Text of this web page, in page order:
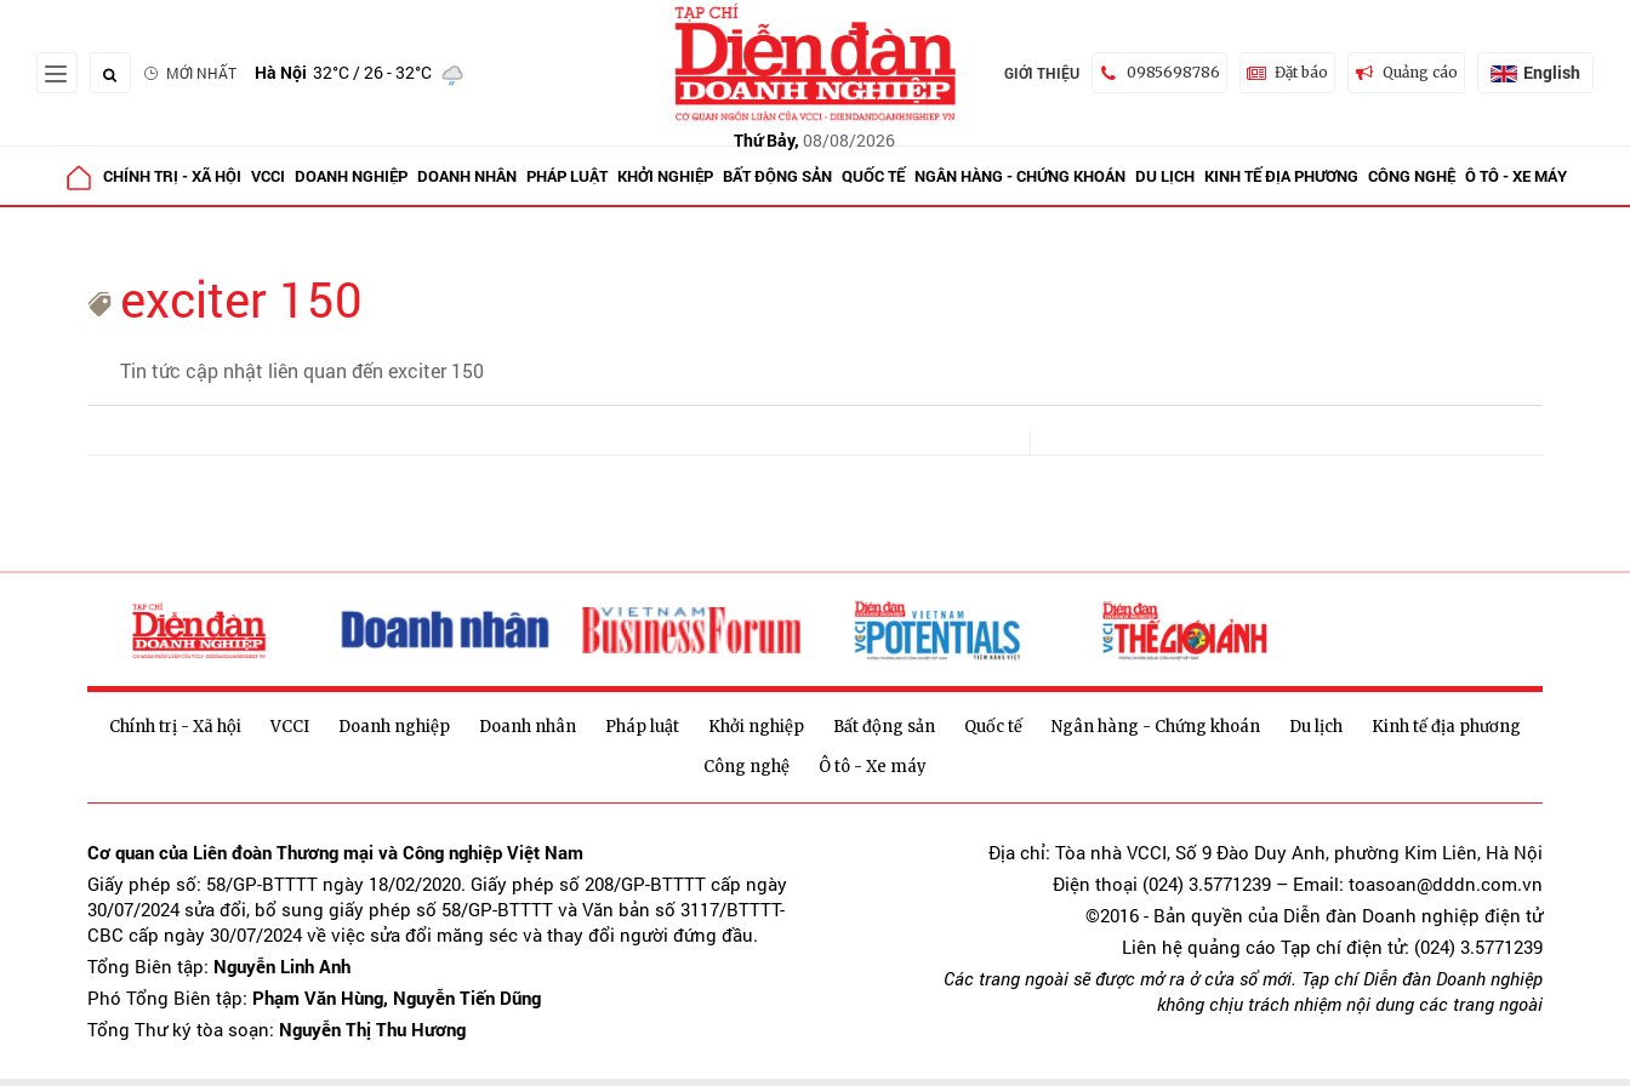
MỚI NHẤT Hà Nội 32°C/ 26 - 32°C
Thứ Bảy, 08/08/2026
GIỚI THIỆU 0985698786 Đặt báo Quảng cáo English
CHÍNH TRỊ - XÃ HỘI VCCI DOANH NGHIỆP DOANH NHÂN PHÁP LUẬT KHỞI NGHIỆP BẤT ĐỘNG SẢN QUỐC TẾ NGÂN HÀNG - CHỨNG KHOÁN DU LỊCH KINH TẾ ĐỊA PHƯƠNG CÔNG NGHỆ Ô TÔ - XE MÁY
exciter 150
Tin tức cập nhật liên quan đến exciter 150
Chính trị - Xã hội VCCI Doanh nghiệp Doanh nhân Pháp luật Khởi nghiệp Bất động sản Quốc tế Ngân hàng - Chứng khoán Du lịch
Kinh tế địa phương
Công nghệ
Ô tô - Xe máy
Cơ quan của Liên đoàn Thương mại và Công nghiệp Việt Nam
Giấy phép số: 58/GP-BTTTT ngày 18/02/2020. Giấy phép số 208/GP-BTTTT cấp ngày
30/07/2024 sửa đổi, bổ sung giấy phép số 58/GP-BTTTT và Văn bản số 3117/BTTTT-
CBC cấp ngày 30/07/2024 về việc sửa đổi măng séc và thay đổi người đứng đầu.
Tổng Biên tập: Nguyễn Linh Anh
Phó Tổng Biên tập: Phạm Văn Hùng, Nguyễn Tiến Dũng
Tổng Thư ký tòa soạn: Nguyễn Thị Thu Hương
Địa chỉ: Tòa nhà VCCI, Số 9 Đào Duy Anh, phường Kim Liên, Hà Nội
Điện thoại (024) 3.5771239 – Email: toasoan@dddn.com.vn
©2016 - Bản quyền của Diễn đàn Doanh nghiệp điện tử
Liên hệ quảng cáo Tạp chí điện tử: (024) 3.5771239
Các trang ngoài sẽ được mở ra ở cửa sổ mới. Tạp chí Diễn đàn Doanh nghiệp
không chịu trách nhiệm nội dung các trang ngoài